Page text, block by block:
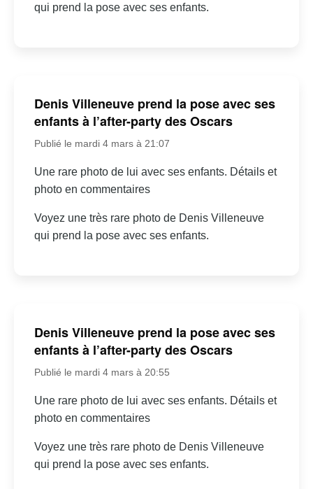
qui prend la pose avec ses enfants.
Denis Villeneuve prend la pose avec ses
enfants à l’after-party des Oscars
Publié le mardi 4 mars à 21:07
Une rare photo de lui avec ses enfants. Détails et
photo en commentaires
Voyez une très rare photo de Denis Villeneuve
qui prend la pose avec ses enfants.
Denis Villeneuve prend la pose avec ses
enfants à l’after-party des Oscars
Publié le mardi 4 mars à 20:55
Une rare photo de lui avec ses enfants. Détails et
photo en commentaires
Voyez une très rare photo de Denis Villeneuve
qui prend la pose avec ses enfants.